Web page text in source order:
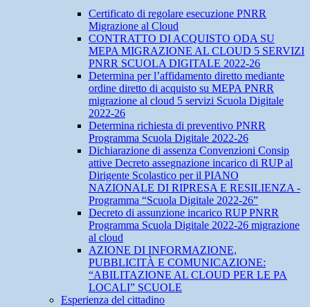
Certificato di regolare esecuzione PNRR
Migrazione al Cloud
CONTRATTO DI ACQUISTO ODA SU
MEPA MIGRAZIONE AL CLOUD 5 SERVIZI
PNRR SCUOLA DIGITALE 2022-26
Determina per l’affidamento diretto mediante
ordine diretto di acquisto su MEPA PNRR
migrazione al cloud 5 servizi Scuola Digitale
2022-26
Determina richiesta di preventivo PNRR
Programma Scuola Digitale 2022-26
Dichiarazione di assenza Convenzioni Consip
attive Decreto assegnazione incarico di RUP al
Dirigente Scolastico per il PIANO
NAZIONALE DI RIPRESA E RESILIENZA -
Programma “Scuola Digitale 2022-26”
Decreto di assunzione incarico RUP PNRR
Programma Scuola Digitale 2022-26 migrazione
al cloud
AZIONE DI INFORMAZIONE,
PUBBLICITÀ E COMUNICAZIONE:
“ABILITAZIONE AL CLOUD PER LE PA
LOCALI” SCUOLE
Esperienza del cittadino